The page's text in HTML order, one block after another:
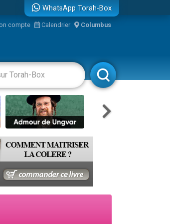
WhatsApp Torah-Box
compte Calendrier Columbus
Livres Rabbanim